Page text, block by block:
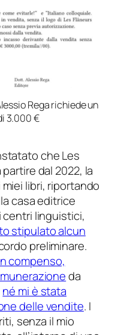
Rega richiede un
3.000 €
che Les
dal 2022, la
libri, riportando
casa editrice
centri linguistici,
stipulato alcun
preliminare.
compenso,
da
né mi è stata
delle vendite. I
senza il mio